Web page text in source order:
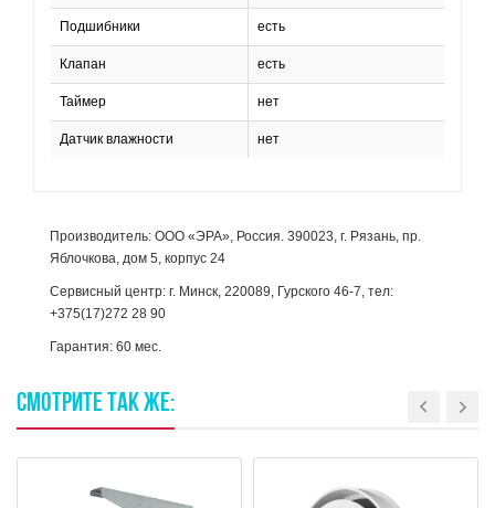
Подшибники есть
Клапан есть
Таймер нет
Датчик влажности нет
Производитель: ООО «ЭРА», Россия. 390023, г. Рязань, пр.
Яблочкова, дом 5, корпус 24
Сервисный центр: г. Минск, 220089, Гурского 46-7, тел:
+375(17)272 28 90
Гарантия: 60 мес.
СМОТРИТЕ ТАКЖЕ: